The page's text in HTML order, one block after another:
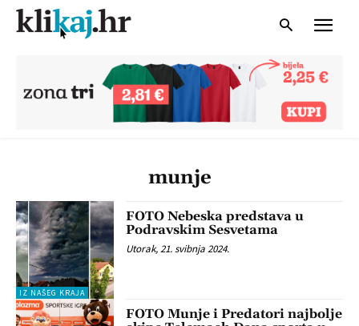
munje
IZ NAŠEG KRAJA
FOTO Nebeska predstava u
Podravskim Sesvetama
Utorak, 21. svibnja 2024.
FOTO Munje i Predatori najbolje